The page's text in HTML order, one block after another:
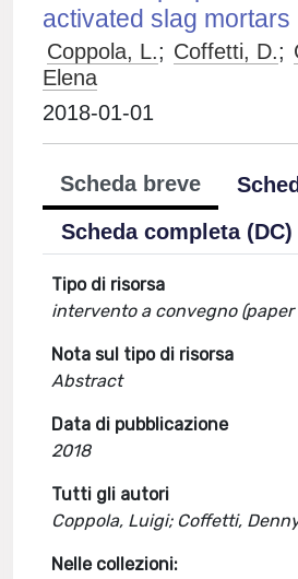
activated slag mortars
Coppola, L.; Coffetti, D.;
Elena
2018-01-01
Scheda breve
Scheda completa (DC)
Tipo di risorsa
intervento a convegno
Nota sul tipo di risorsa
Abstract
Data di pubblicazione
2018
Tutti gli autori
Coppola, Luigi; Coffetti,
Nelle collezioni: